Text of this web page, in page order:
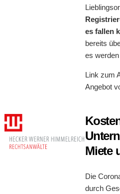
es fallen
bereits
es
Link zum
Angebot
Miete
Die
durch